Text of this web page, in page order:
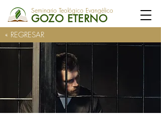
Seminario Teológico Evangélico
GOZO ETERNO
« REGRESAR